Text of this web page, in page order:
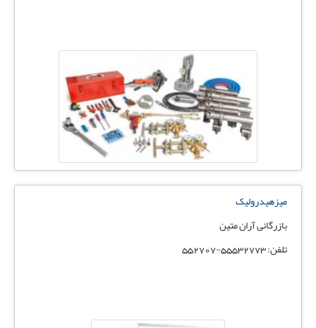
میزهیدرولیک
بازرگانی آران متین
تلفن: 55532773-552707